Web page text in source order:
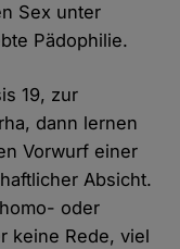
Sex unter
Pädophilie.
19, zur
dann lernen
Vorwurf einer
Absicht.
oder
keine Rede, viel